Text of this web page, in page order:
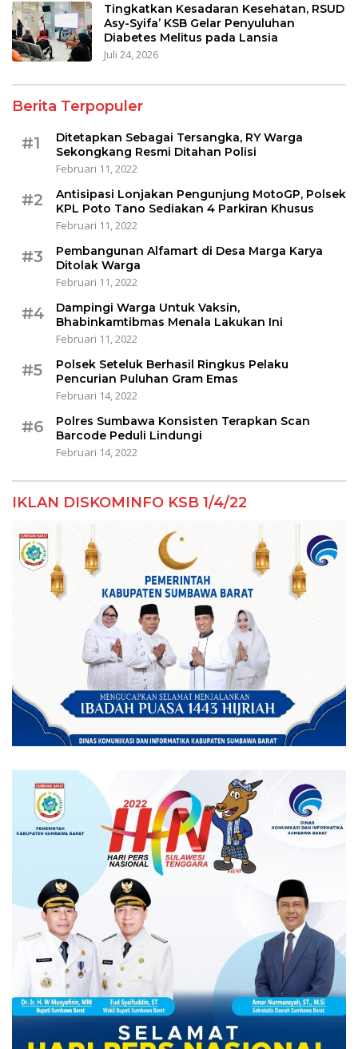
Tingkatkan Kesadaran Kesehatan, RSUD
Asy-Syifa’ KSB Gelar Penyuluhan
Diabetes Melitus pada Lansia
Juli 24, 2026
Berita Terpopuler
#1
Ditetapkan Sebagai Tersangka, RY Warga
Sekongkang Resmi Ditahan Polisi
Februari 11, 2022
#2
Antisipasi Lonjakan Pengunjung MotoGP, Polsek
KPL Poto Tano Sediakan 4 Parkiran Khusus
Februari 11, 2022
#3
Pembangunan Alfamart di Desa Marga Karya
Ditolak Warga
Februari 11, 2022
#4
Dampingi Warga Untuk Vaksin,
Bhabinkamtibmas Menala Lakukan Ini
Februari 11, 2022
#5
Polsek Seteluk Berhasil Ringkus Pelaku
Pencurian Puluhan Gram Emas
Februari 14, 2022
#6
Polres Sumbawa Konsisten Terapkan Scan
Barcode Peduli Lindungi
Februari 14, 2022
IKLAN DISKOMINFO KSB 1/4/22